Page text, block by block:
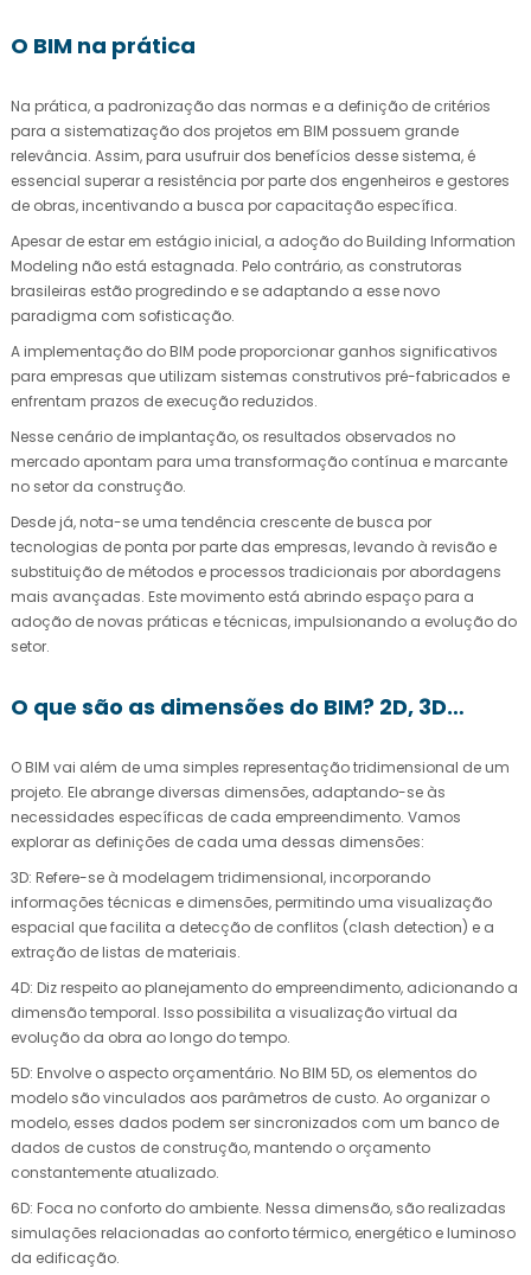
O BIM na prática
Na prática, a padronização das normas e a definição de critérios
para a sistematização dos projetos em BIM possuem grande
relevância. Assim, para usufruir dos benefícios desse sistema, é
essencial superar a resistência por parte dos engenheiros e gestores
de obras, incentivando a busca por capacitação específica.
Apesar de estar em estágio inicial, a adoção do Building Information
Modeling não está estagnada. Pelo contrário, as construtoras
brasileiras estão progredindo e se adaptando a esse novo
paradigma com sofisticação.
A implementação do BIM pode proporcionar ganhos significativos
para empresas que utilizam sistemas construtivos pré-fabricados e
enfrentam prazos de execução reduzidos.
Nesse cenário de implantação, os resultados observados no
mercado apontam para uma transformação contínua e marcante
no setor da construção.
Desde já, nota-se uma tendência crescente de busca por
tecnologias de ponta por parte das empresas, levando à revisão e
substituição de métodos e processos tradicionais por abordagens
mais avançadas. Este movimento está abrindo espaço para a
adoção de novas práticas e técnicas, impulsionando a evolução do
setor.
O que são as dimensões do BIM? 2D, 3D…
O BIM vai além de uma simples representação tridimensional de um
projeto. Ele abrange diversas dimensões, adaptando-se às
necessidades específicas de cada empreendimento. Vamos
explorar as definições de cada uma dessas dimensões:
3D: Refere-se à modelagem tridimensional, incorporando
informações técnicas e dimensões, permitindo uma visualização
espacial que facilita a detecção de conflitos (clash detection) e a
extração de listas de materiais.
4D: Diz respeito ao planejamento do empreendimento, adicionando a
dimensão temporal. Isso possibilita a visualização virtual da
evolução da obra ao longo do tempo.
5D: Envolve o aspecto orçamentário. No BIM 5D, os elementos do
modelo são vinculados aos parâmetros de custo. Ao organizar o
modelo, esses dados podem ser sincronizados com um banco de
dados de custos de construção, mantendo o orçamento
constantemente atualizado.
6D: Foca no conforto do ambiente. Nessa dimensão, são realizadas
simulações relacionadas ao conforto térmico, energético e luminoso
da edificação.